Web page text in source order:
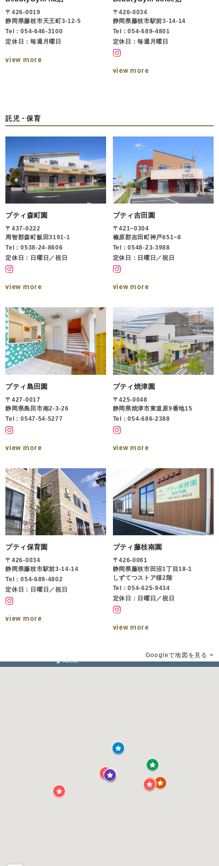
〒426-0019
静岡県藤枝市天王町3-12-5
Tel：054-646-3100
定休日：毎週月曜日
view more
〒426-0034
静岡県藤枝市駅前3-14-14
Tel：054-689-4801
定休日：毎週月曜日
view more
託児・保育
プティ森町園
〒437-0222
周智郡森町飯田3191-1
Tel：0538-24-8606
定休日：日曜日／祝日
view more
プティ吉田園
〒421−0304
榛原郡吉田町神戸651−8
Tel：0548-23-3988
定休日：日曜日／祝日
view more
プティ島田園
〒427-0017
静岡県島田市南2-3-26
Tel：0547-54-5277
view more
プティ焼津園
〒425-0048
静岡県焼津市東道原9番地15
Tel：054-686-2388
view more
プティ保育園
〒426-0034
静岡県藤枝市駅前3-14-14
Tel：054-689-4802
定休日：日曜日／祝日
view more
プティ藤枝南園
〒426-0061
静岡県藤枝市田沼1丁目18-1
しずてつストア様2階
Tel：054-625-9434
定休日：日曜日／祝日
view more
Googleで地図を見る >